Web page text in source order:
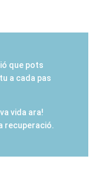
que pots
a cada pas
vida ara!
recuperació.